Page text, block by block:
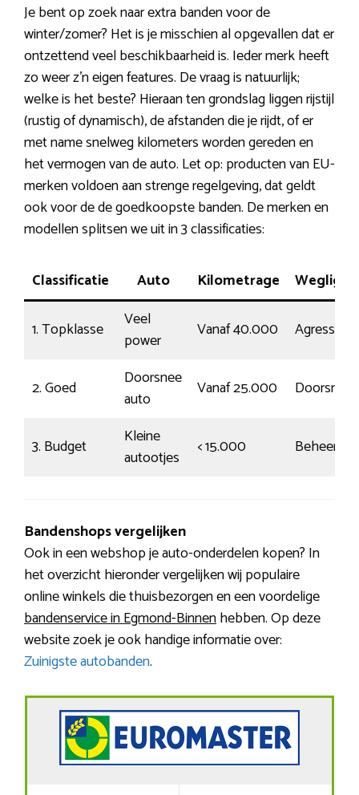
Je bent op zoek naar extra banden voor de
winter/zomer? Het is je misschien al opgevallen dat er
ontzettend veel beschikbaarheid is. Ieder merk heeft
zo weer z’n eigen features. De vraag is natuurlijk;
welke is het beste? Hieraan ten grondslag liggen rijstijl
(rustig of dynamisch), de afstanden die je rijdt, of er
met name snelweg kilometers worden gereden en
het vermogen van de auto. Let op: producten van EU-
merken voldoen aan strenge regelgeving, dat geldt
ook voor de de goedkoopste banden. De merken en
modellen splitsen we uit in 3 classificaties:
Classificatie Auto Kilometrage
1. Topklasse
Veel
power
Vanaf 40.000 Agressief
2. Goed
Doorsnee
auto
Vanaf 25.000 Doorsnee
3. Budget
Kleine
autootjes
< 15.000 Beheerst
Bandenshops vergelijken
Ook in een webshop je auto-onderdelen kopen? In
het overzicht hieronder vergelijken wij populaire
online winkels die thuisbezorgen en een voordelige
bandenservice in Egmond-Binnenhebben. Op deze
website zoek je ook handige informatie over:
Zuinigste autobanden.